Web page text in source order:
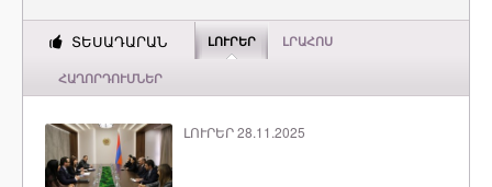
ՏԵՍԱԴԱՐԱՆ ԼՈՒՐԵՐ ԼՐԱՀՈՍ
ՀԱՂՈՐԴՈՒՄՆԵՐ
ԼՈՒՐԵՐ 28.11.2025